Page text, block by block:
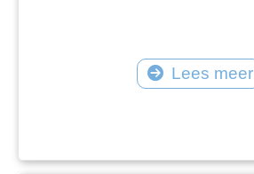
Lees meer